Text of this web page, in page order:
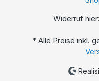
Widerruf hier:
* Alle Preise inkl.